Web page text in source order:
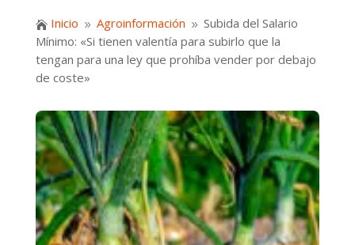
 Inicio 9 Agroinformación 9 Subida del Salario
Mínimo: «Si tienen valentía para subirlo que la
tengan para una ley que prohíba vender por debajo
de coste»